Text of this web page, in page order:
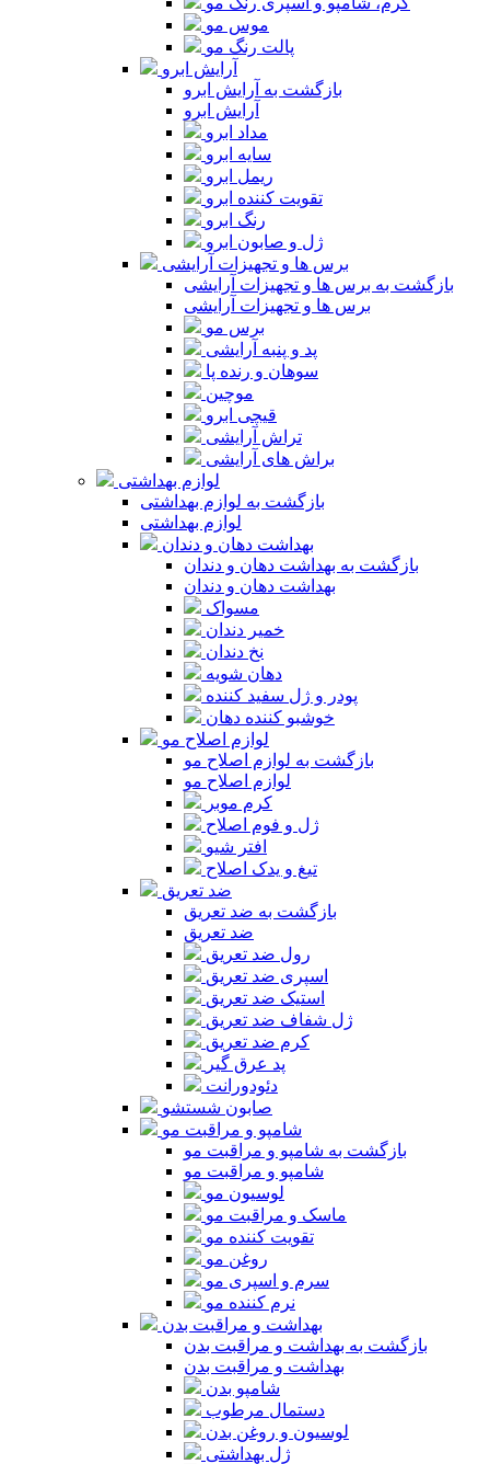
موس مو
پالت رنگ مو
آرایش ابرو
بازگشت به آرایش ابرو
آرایش ابرو
مداد ابرو
سایه ابرو
ریمل ابرو
تقویت کننده ابرو
رنگ ابرو
ژل و صابون ابرو
برس ها و تجهیزات آرایشی
بازگشت به برس ها و تجهیزات آرایشی
برس ها و تجهیزات آرایشی
برس مو
پد و پنبه آرایشی
سوهان و رنده پا
موچین
قیچی ابرو
تراش آرایشی
براش های آرایشی
لوازم بهداشتی
بازگشت به لوازم بهداشتی
لوازم بهداشتی
بهداشت دهان و دندان
بازگشت به بهداشت دهان و دندان
بهداشت دهان و دندان
مسواک
خمیر دندان
نخ دندان
دهان شویه
پودر و ژل سفید کننده
خوشبو کننده دهان
لوازم اصلاح مو
بازگشت به لوازم اصلاح مو
لوازم اصلاح مو
کرم موبر
ژل و فوم اصلاح
افتر شیو
تیغ و یدک اصلاح
ضد تعریق
بازگشت به ضد تعریق
ضد تعریق
رول ضد تعریق
اسپری ضد تعریق
استیک ضد تعریق
ژل شفاف ضد تعریق
کرم ضد تعریق
پد عرق گیر
دئودورانت
صابون شستشو
شامپو و مراقبت مو
بازگشت به شامپو و مراقبت مو
شامپو و مراقبت مو
لوسیون مو
ماسک و مراقبت مو
تقویت کننده مو
روغن مو
سرم و اسپری مو
نرم کننده مو
بهداشت و مراقبت بدن
بازگشت به بهداشت و مراقبت بدن
بهداشت و مراقبت بدن
شامپو بدن
دستمال مرطوب
لوسیون و روغن بدن
ژل بهداشتی